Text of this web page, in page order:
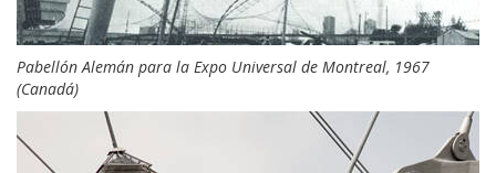
Pabellón Alemán para la Expo Universal de Montreal, 1967
(Canadá)